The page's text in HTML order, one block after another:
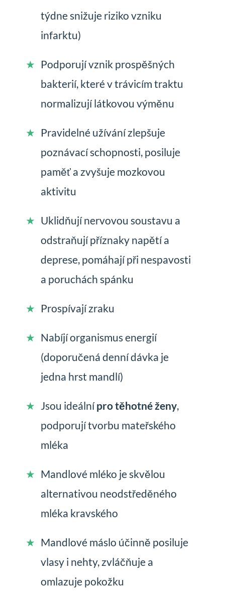
týdne snižuje riziko vzniku
infarktu)
Podporují vznik prospěšných
bakterií, které v trávicím traktu
normalizují látkovou výměnu
Pravidelné užívání zlepšuje
poznávací schopnosti, posiluje
paměť a zvyšuje mozkovou
aktivitu
Uklidňují nervovou soustavu a
odstraňují příznaky napětí a
deprese, pomáhají při nespavosti
a poruchách spánku
Prospívají zraku
Nabíjí organismus energií
(doporučená denní dávka je
jedna hrst mandlí)
Jsou ideálnípro těhotné ženy,
podporují tvorbu mateřského
mléka
Mandlové mléko je skvělou
alternativou neodstředěného
mléka kravského
Mandlové máslo účinně posiluje
vlasy i nehty, zvláčňuje a
omlazuje pokožku